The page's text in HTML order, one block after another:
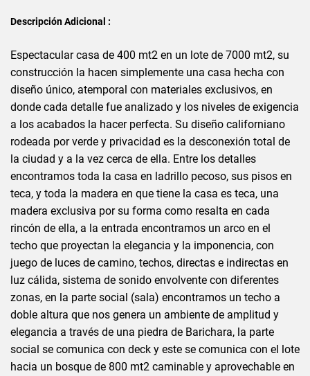
Descripción Adicional :
Espectacular casa de 400 mt2 en un lote de 7000 mt2, su
construcción la hacen simplemente una casa hecha con
diseño único, atemporal con materiales exclusivos, en
donde cada detalle fue analizado y los niveles de exigencia
a los acabados la hacer perfecta. Su diseño californiano
rodeada por verde y privacidad es la desconexión total de
la ciudad y a la vez cerca de ella. Entre los detalles
encontramos toda la casa en ladrillo pecoso, sus pisos en
teca, y toda la madera en que tiene la casa es teca, una
madera exclusiva por su forma como resalta en cada
rincón de ella, a la entrada encontramos un arco en el
techo que proyectan la elegancia y la imponencia, con
juego de luces de camino, techos, directas e indirectas en
luz cálida, sistema de sonido envolvente con diferentes
zonas, en la parte social (sala) encontramos un techo a
doble altura que nos genera un ambiente de amplitud y
elegancia a través de una piedra de Barichara, la parte
social se comunica con deck y este se comunica con el lote
hacia un bosque de 800 mt2 caminable y aprovechable en